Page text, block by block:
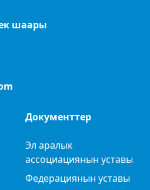
шаары
Документтер
Эл аралык
ассоциациянын уставы
Федерациянын уставы